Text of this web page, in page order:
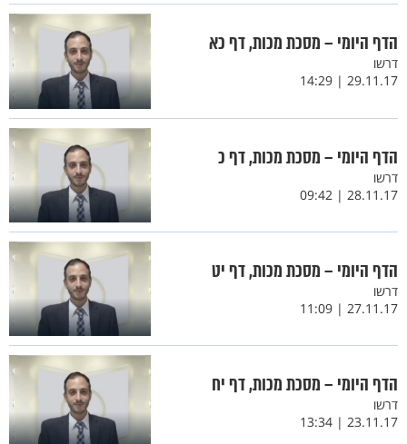
הדף היומי – מסכת מכות, דף כא
דרשו
29.11.17 | 14:29
הדף היומי – מסכת מכות, דף כ
דרשו
28.11.17 | 09:42
הדף היומי – מסכת מכות, דף יט
דרשו
27.11.17 | 11:09
הדף היומי – מסכת מכות, דף יח
דרשו
23.11.17 | 13:34